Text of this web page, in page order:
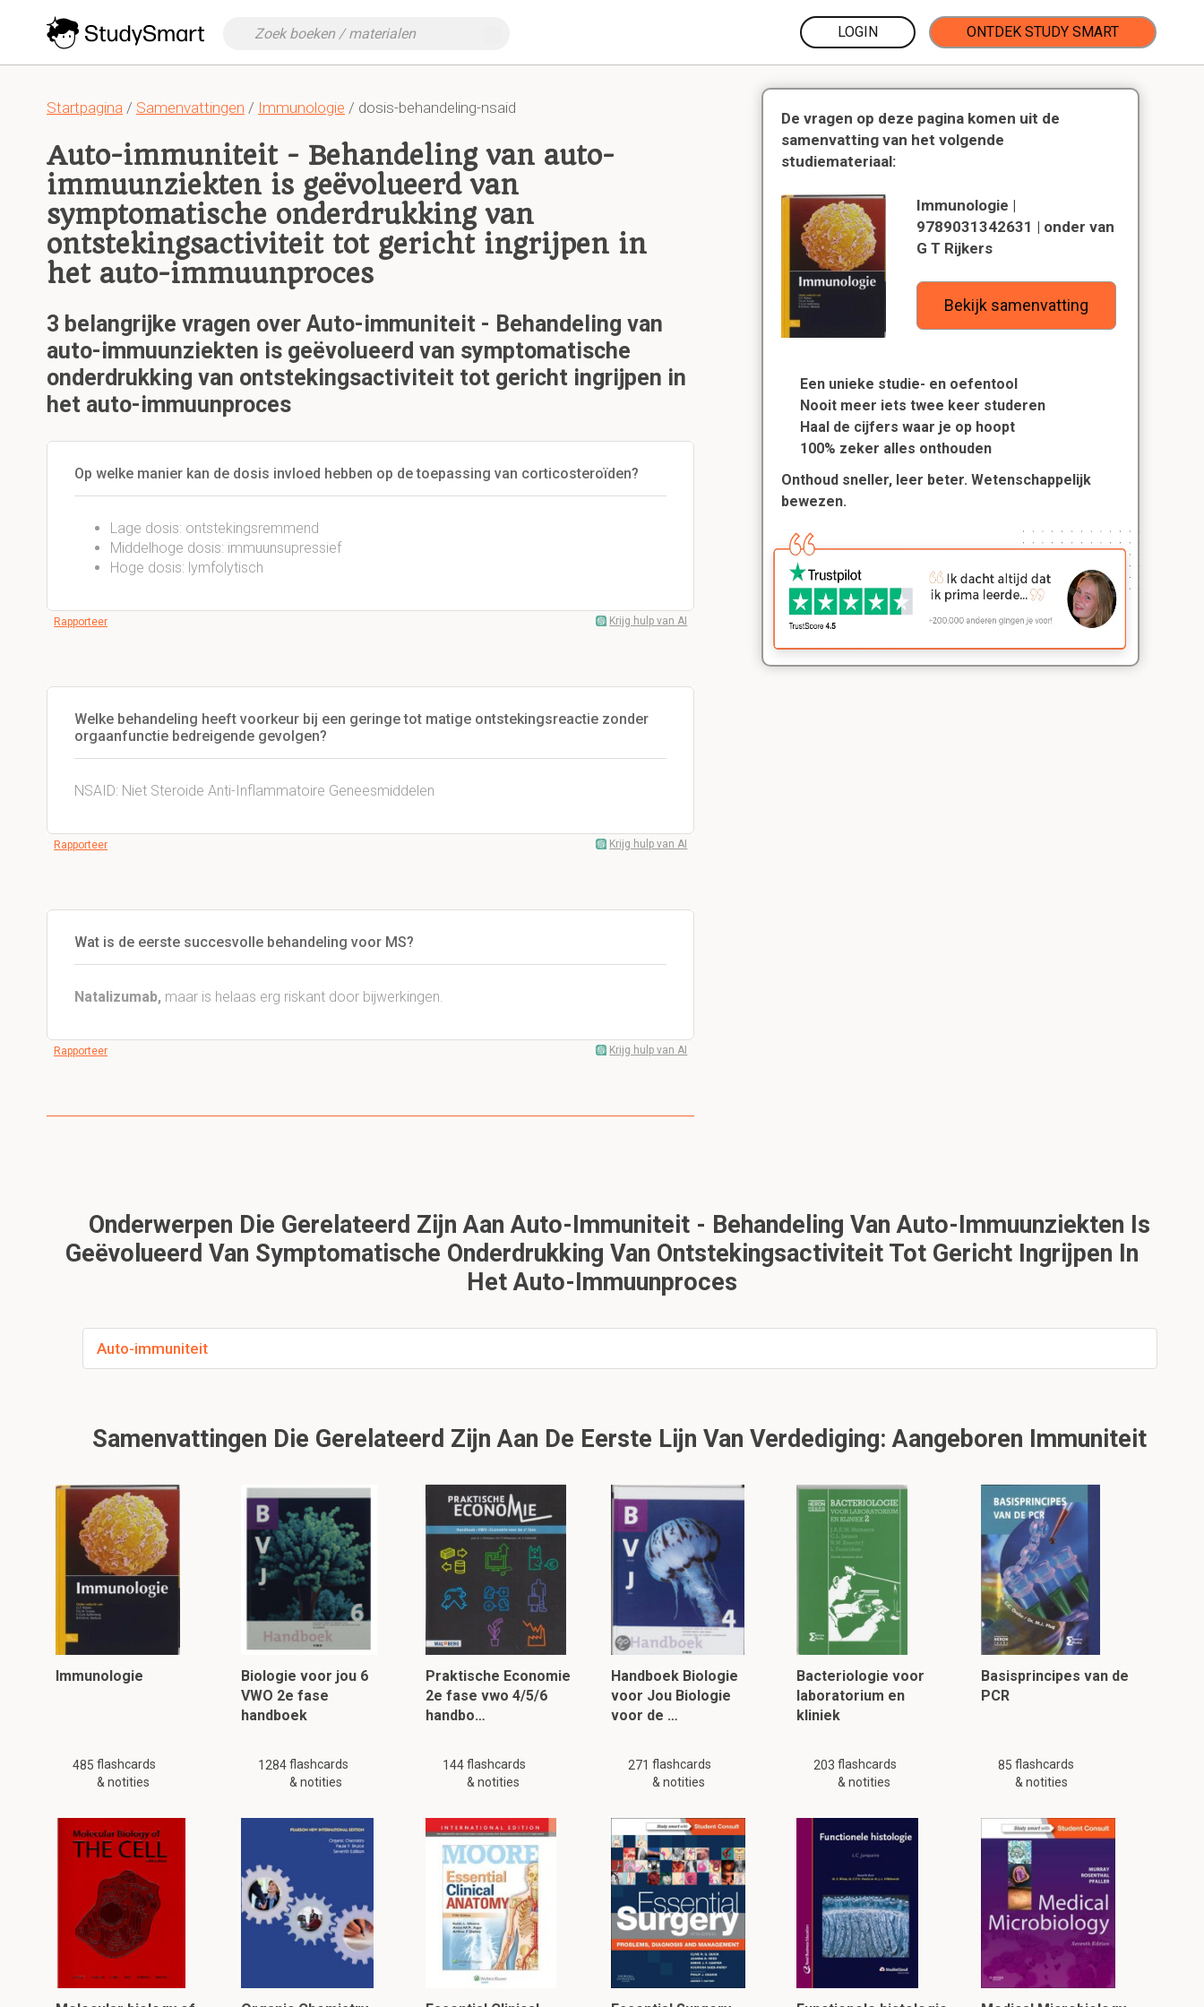
LOGIN ONTDEK STUDY SMART
Startpagina / Samenvattingen / Immunologie / dosis-behandeling-nsaid
Auto-immuniteit - Behandeling van auto-
immuunziekten is geëvolueerd van
symptomatische onderdrukking van
ontstekingsactiviteit tot gericht ingrijpen in
het auto-immuunproces
3 belangrijke vragen over Auto-immuniteit - Behandeling van
auto-immuunziekten is geëvolueerd van symptomatische
onderdrukking van ontstekingsactiviteit tot gericht ingrijpen in
het auto-immuunproces
Op welke manier kan de dosis invloed hebben op de toepassing van corticosteroïden?
Lage dosis: ontstekingsremmend
Middelhoge dosis: immuunsupressief
Hoge dosis: lymfolytisch
Rapporteer Krijg hulp van AI
Welke behandeling heeft voorkeur bij een geringe tot matige ontstekingsreactie zonder
orgaanfunctie bedreigende gevolgen?
NSAID: Niet Steroide Anti-Inflammatoire Geneesmiddelen
Rapporteer Krijg hulp van AI
Wat is de eerste succesvolle behandeling voor MS?
Natalizumab, maar is helaas erg riskant door bijwerkingen.
Rapporteer Krijg hulp van AI
De vragen op deze pagina komen uit de
samenvatting van het volgende
studiemateriaal:
Immunologie |
9789031342631 | onder van
G T Rijkers
Bekijk samenvatting
Een unieke studie- en oefentool
Nooit meer iets twee keer studeren
Haal de cijfers waar je op hoopt
100% zeker alles onthouden
Onthoud sneller, leer beter. Wetenschappelijk
bewezen.
Onderwerpen Die Gerelateerd Zijn Aan Auto-Immuniteit - Behandeling Van Auto-Immuunziekten Is
Geëvolueerd Van Symptomatische Onderdrukking Van Ontstekingsactiviteit Tot Gericht Ingrijpen In
Het Auto-Immuunproces
Auto-immuniteit
Samenvattingen Die Gerelateerd Zijn Aan De Eerste Lijn Van Verdediging: Aangeboren Immuniteit
Immunologie
485 flashcards
& notities
Biologie voor jou 6
VWO 2e fase
handboek
1284 flashcards
& notities
Praktische Economie
2e fase vwo 4/5/6
handbo…
144 flashcards
& notities
Handboek Biologie
voor Jou Biologie
voor de …
271 flashcards
& notities
Bacteriologie voor
laboratorium en
kliniek
203 flashcards
& notities
Basisprincipes van de
PCR
85 flashcards
& notities